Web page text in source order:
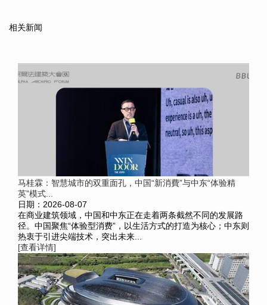
相关新闻
马桂霖：智慧城市的双重面孔，中国“新消費”与中东“体验精
英”模式...
日期：2026-08-07
在商业建筑领域，中国和中东正在走着两条截然不同的发展路
径。中国聚焦“体验型消费”，以生活方式的打造为核心；中东则
热衷于引进尖端技术，突出未来...
[查看详情]